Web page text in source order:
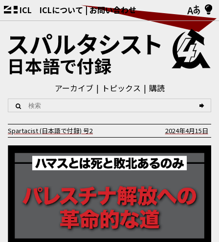
ICL ICLについて お問い合わせ
アーカイブ トピックス 購読
Spartacist (日本語で付録) 号2 2024年4月15日